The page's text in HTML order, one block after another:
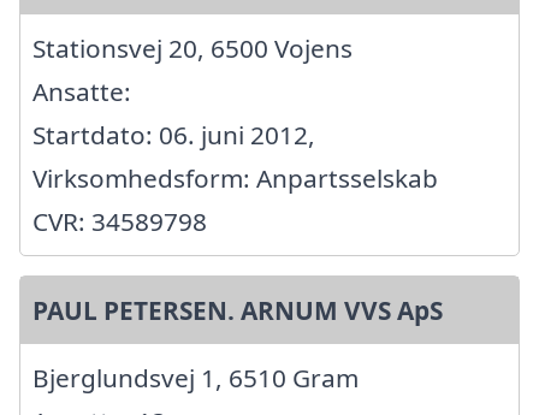
Stationsvej 20, 6500 Vojens
Ansatte:
Startdato: 06. juni 2012,
Virksomhedsform: Anpartsselskab
CVR: 34589798
PAUL PETERSEN. ARNUM VVS ApS
Bjerglundsvej 1, 6510 Gram